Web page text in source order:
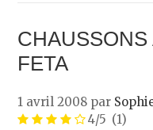
FETA
1 avril 2008 par
4/5 (1)